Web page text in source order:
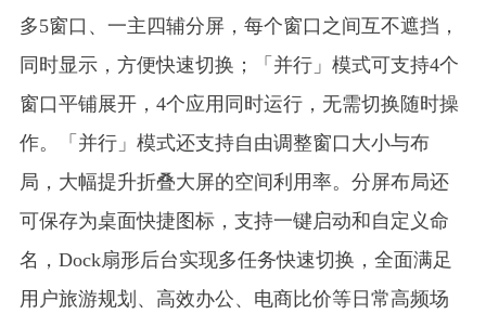
多5窗口、一主四辅分屏，每个窗口之间互不遮挡，
同时显示，方便快速切换；「并行」模式可支持4个
窗口平铺展开，4个应用同时运行，无需切换随时操
作。「并行」模式还支持自由调整窗口大小与布
局，大幅提升折叠大屏的空间利用率。分屏布局还
可保存为桌面快捷图标，支持一键启动和自定义命
名，Dock扇形后台实现多任务快速切换，全面满足
用户旅游规划、高效办公、电商比价等日常高频场